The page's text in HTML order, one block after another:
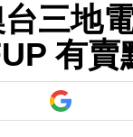
三地
有賣